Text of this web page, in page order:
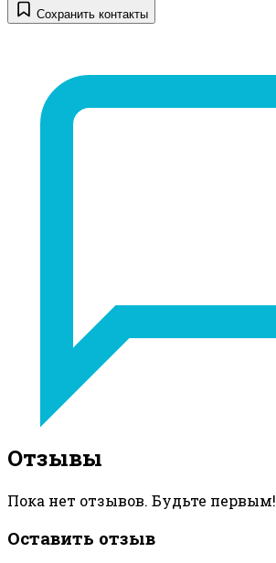
Сохранить контакты
Отзывы
Пока нет отзывов. Будьте первым!
Оставить отзыв